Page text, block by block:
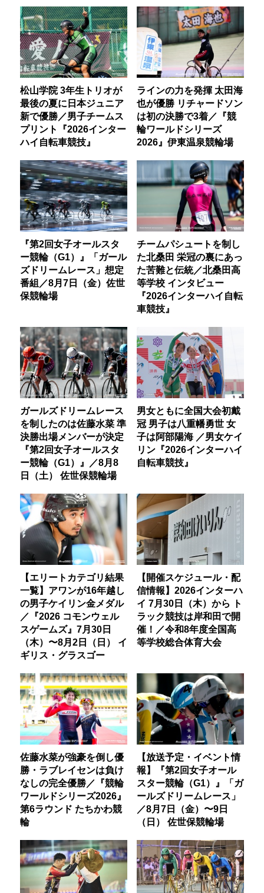
松山学院 3年生トリオが
最後の夏に日本ジュニア
新で優勝／男子チームス
プリント『2026インター
ハイ自転車競技』
ラインの力を発揮 太田海
也が優勝 リチャードソン
は初の決勝で3着／『競
輪ワールドシリーズ
2026』伊東温泉競輪場
『第2回女子オールスタ
ー競輪（G1）』「ガール
ズドリームレース」想定
番組／8月7日（金）佐世
保競輪場
チームパシュートを制し
た北桑田 栄冠の裏にあっ
た苦難と伝統／北桑田高
等学校 インタビュー
『2026インターハイ自転
車競技』
ガールズドリームレース
を制したのは佐藤水菜 準
決勝出場メンバーが決定
『第2回女子オールスタ
ー競輪（G1）』／8月8
日（土） 佐世保競輪場
男女ともに全国大会初戴
冠 男子は八重幡勇世 女
子は阿部陽海 ／男女ケイ
リン『2026インターハイ
自転車競技』
【エリートカテゴリ結果
一覧】アワンが16年越し
の男子ケイリン金メダル
／『2026 コモンウェル
スゲームズ』7月30日
（木）〜8月2日（日） イ
ギリス・グラスゴー
【開催スケジュール・配
信情報】2026インターハ
イ 7月30日（木）から ト
ラック競技は岸和田で開
催！／令和8年度全国高
等学校総合体育大会
佐藤水菜が強豪を倒し優
勝・ラブレイセンは負け
なしの完全優勝／『競輪
ワールドシリーズ2026』
第6ラウンド たちかわ競
輪
【放送予定・イベント情
報】『第2回女子オール
スター競輪（G1）』「ガ
ールズドリームレース」
／8月7日（金）〜9日
（日） 佐世保競輪場